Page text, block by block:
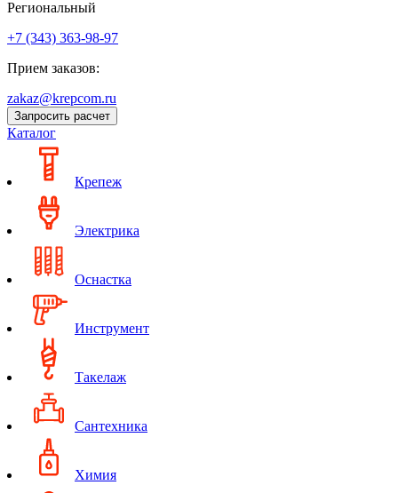
Региональный
+7 (343) 363-98-97
Прием заказов:
zakaz@krepcom.ru
Запросить расчет
Каталог
Крепеж
Электрика
Оснастка
Инструмент
Такелаж
Сантехника
Химия